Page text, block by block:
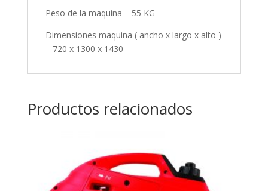
Peso de la maquina – 55 KG
Dimensiones maquina ( ancho x largo x alto )
– 720 x 1300 x 1430
Productos relacionados